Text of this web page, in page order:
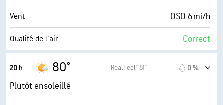
AccuLumen Brightness Index™ 9 (Très forte)
Couverture nuageuse 11 %
Vent OSO 6 mi/h
Qualité de l'air Correct
Indice UV maximal
Rafales
20 h 80° RealFeel® 81° 0 %
Plutôt ensoleillé